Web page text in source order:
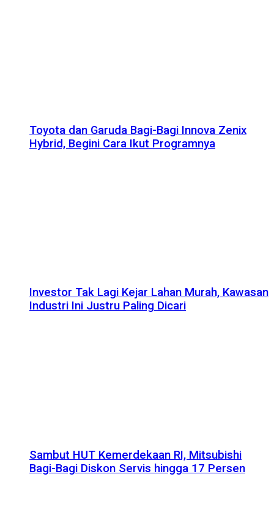
Toyota dan Garuda Bagi-Bagi Innova Zenix
Hybrid, Begini Cara Ikut Programnya
Investor Tak Lagi Kejar Lahan Murah, Kawasan
Industri Ini Justru Paling Dicari
Sambut HUT Kemerdekaan RI, Mitsubishi
Bagi-Bagi Diskon Servis hingga 17 Persen